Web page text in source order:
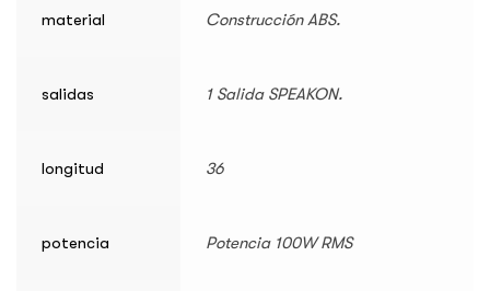
material Construcción ABS.
salidas 1 Salida SPEAKON.
longitud 36
potencia Potencia 100W RMS